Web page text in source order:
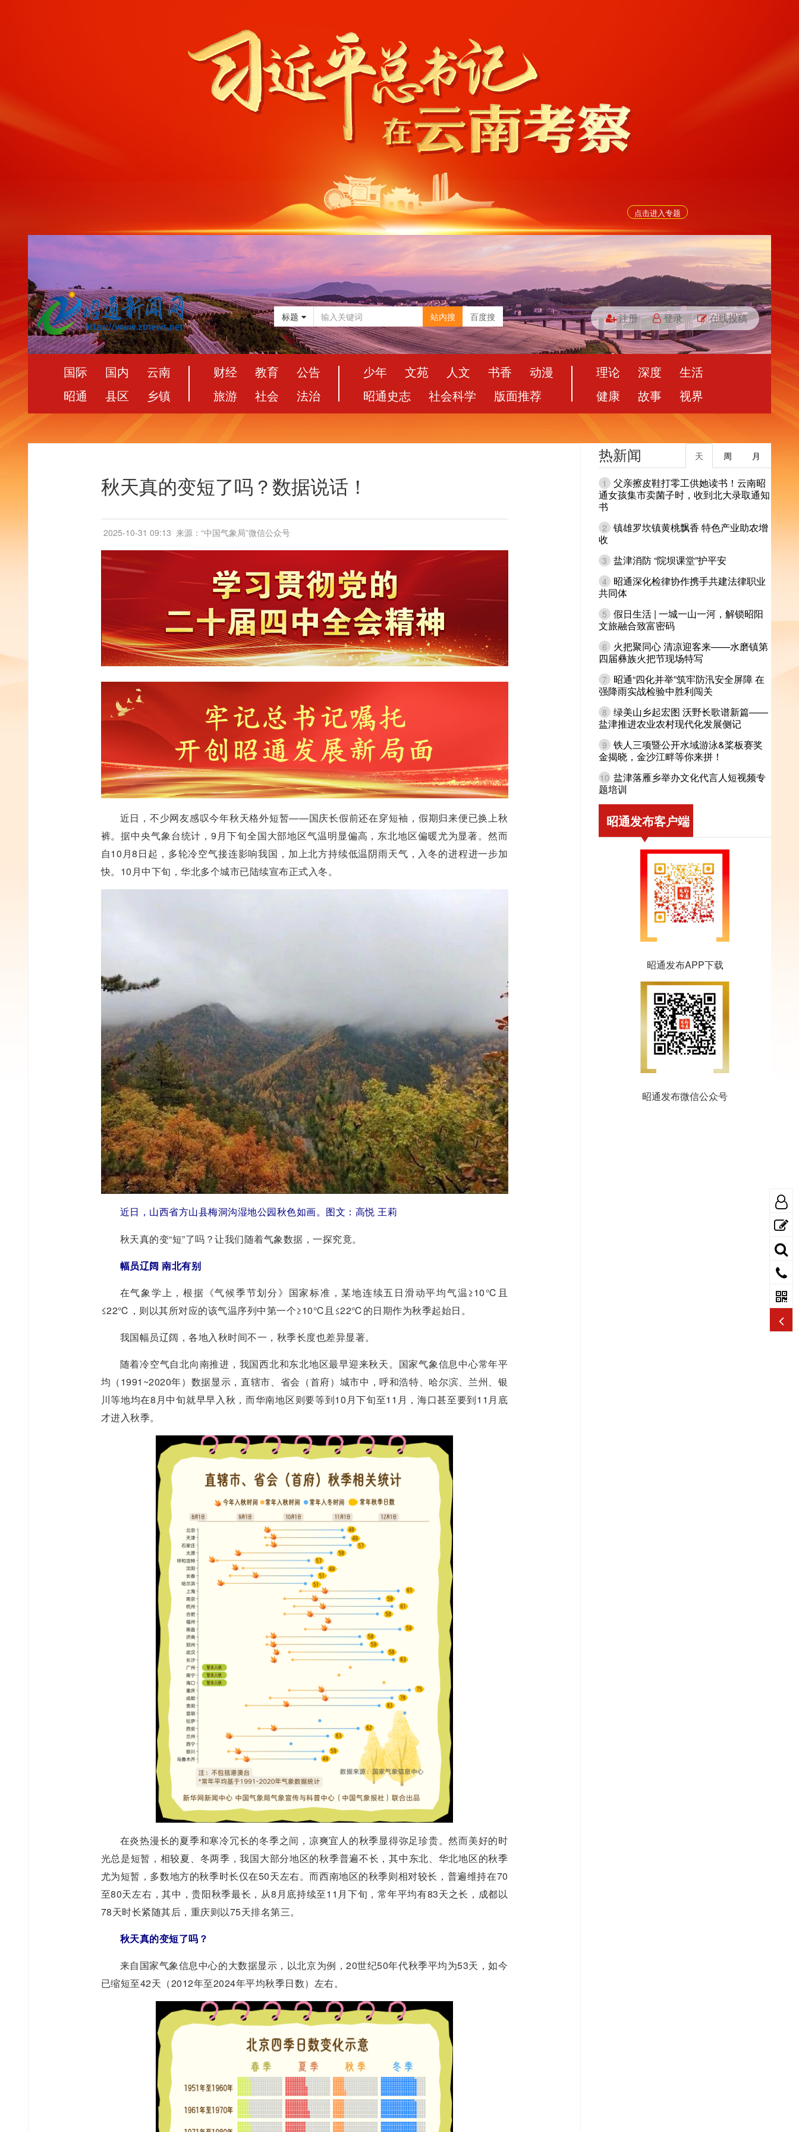
点击进入专题
标题 站内搜 百度搜 注册 登录 在线投稿
国际 国内
云南
昭通
县区 乡镇
财经 教育
公告
旅游
社会 法治
少年 文苑 人文 书香
动漫
昭通史志
社会科学 版面推荐
理论 深度
生活
健康
故事 视界
秋天真的变短了吗？数据说话！
2025-10-31 09:13 来源：“中国气象局”微信公众号
近日，不少网友感叹今年秋天格外短暂——国庆长假前还在穿短袖，假期归来便已换上秋
裤。据中央气象台统计，9月下旬全国大部地区气温明显偏高，东北地区偏暖尤为显著。然而
自10月8日起，多轮冷空气接连影响我国，加上北方持续低温阴雨天气，入冬的进程进一步加
快。10月中下旬，华北多个城市已陆续宣布正式入冬。
近日，山西省方山县梅洞沟湿地公园秋色如画。图文：高悦 王莉
秋天真的变“短”了吗？让我们随着气象数据，一探究竟。
幅员辽阔 南北有别
在气象学上，根据《气候季节划分》国家标准，某地连续五日滑动平均气温≥10℃且
≤22℃，则以其所对应的该气温序列中第一个≥10℃且≤22℃的日期作为秋季起始日。
我国幅员辽阔，各地入秋时间不一，秋季长度也差异显著。
随着冷空气自北向南推进，我国西北和东北地区最早迎来秋天。国家气象信息中心常年平
均（1991~2020年）数据显示，直辖市、省会（首府）城市中，呼和浩特、哈尔滨、兰州、银
川等地均在8月中旬就早早入秋，而华南地区则要等到10月下旬至11月，海口甚至要到11月底
才进入秋季。
在炎热漫长的夏季和寒冷冗长的冬季之间，凉爽宜人的秋季显得弥足珍贵。然而美好的时
光总是短暂，相较夏、冬两季，我国大部分地区的秋季普遍不长，其中东北、华北地区的秋季
尤为短暂，多数地方的秋季时长仅在50天左右。而西南地区的秋季则相对较长，普遍维持在70
至80天左右，其中，贵阳秋季最长，从8月底持续至11月下旬，常年平均有83天之长，成都以
78天时长紧随其后，重庆则以75天排名第三。
秋天真的变短了吗？
来自国家气象信息中心的大数据显示，以北京为例，20世纪50年代秋季平均为53天，如今
已缩短至42天（2012年至2024年平均秋季日数）左右。
热新闻 月
周
天
1
父亲擦皮鞋打零工供她读书！云南昭
通女孩集市卖菌子时，收到北大录取通知
书
2 镇雄罗坎镇黄桃飘香 特色产业助农增
收
3 盐津消防 “院坝课堂”护平安
4
昭通深化检律协作携手共建法律职业
共同体
5 假日生活 | 一城一山一河，解锁昭阳
文旅融合致富密码
6
火把聚同心 清凉迎客来——水磨镇第
四届彝族火把节现场特写
7
昭通“四化并举”筑牢防汛安全屏障 在
强降雨实战检验中胜利闯关
8 绿美山乡起宏图 沃野长歌谱新篇——
盐津推进农业农村现代化发展侧记
9 铁人三项暨公开水域游泳&桨板赛奖
金揭晓，金沙江畔等你来拼！
10 盐津落雁乡举办文化代言人短视频专
题培训
昭通发布客户端
昭通发布APP下载
昭通发布微信公众号